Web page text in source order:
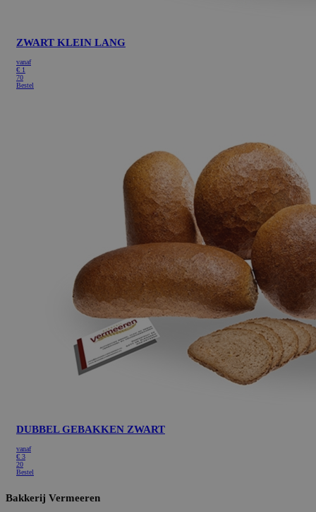
ZWART KLEIN LANG
vanaf
€ 1
70
Bestel
DUBBEL GEBAKKEN ZWART
vanaf
€ 3
20
Bestel
Bakkerij Vermeeren